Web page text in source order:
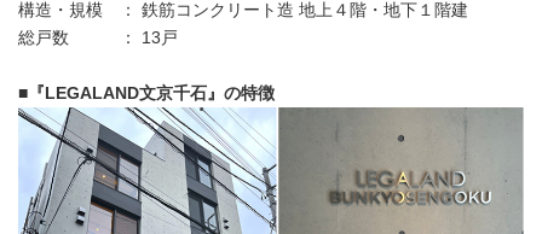
構造・規模 ： 鉄筋コンクリート造 地上４階・地下１階建
総戸数 ： 13戸
■ 『 LEGALAND文京千石』の特徴